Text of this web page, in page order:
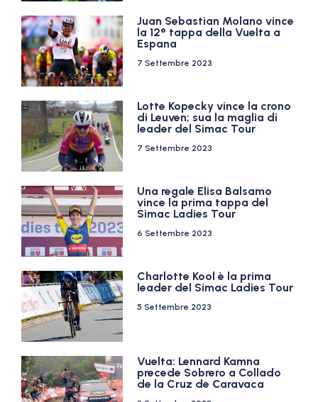
Juan Sebastian Molano vince
la 12° tappa della Vuelta a
Espana
7 Settembre 2023
Lotte Kopecky vince la crono
di Leuven; sua la maglia di
leader del Simac Tour
7 Settembre 2023
Una regale Elisa Balsamo
vince la prima tappa del
Simac Ladies Tour
6 Settembre 2023
Charlotte Kool è la prima
leader del Simac Ladies Tour
5 Settembre 2023
Vuelta: Lennard Kamna
precede Sobrero a Collado
de la Cruz de Caravaca